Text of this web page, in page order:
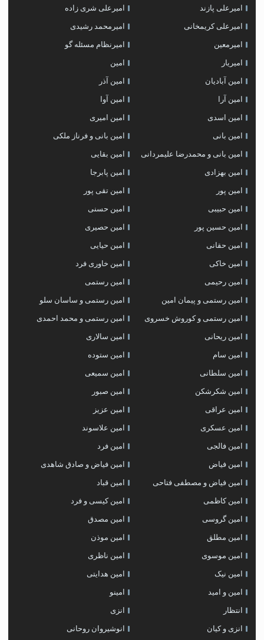
امیرعلی پازند امیرعلی شری زاده
امیرعلی کریمخانی امیرمحمد رشیدی
امیرمعین امیرنظام مسئله گو
امیریار امین
امین آبادیان امین آذر
امین آرا امین آوا
امین اسدی امین امیری
امین بانی امین بانی و فرناز ملکی
امین بانی و محمدرضا علیمردانی امین بقایی
امین بهزادی امین پابرجا
امین پور امین تقی پور
امین حبیبی امین حسنی
امین حسین پور امین حصیری
امین حقانی امین حیایی
امین خاکی امین خاوری فرد
امین رحیمی امین رستمی
امین رستمی و پیمان امین امین رستمی و ساسان سلو
امین رستمی و کوروش خسروی امین رستمی و محمد احمدی
امین ریحانی امین سالاری
امین سام امین ستوده
امین سلطانی امین سمیعی
امین شکرشکن امین صبور
امین عراقی امین عزیز
امین عسکری امین علاسوند
امین فالجی امین فرد
امین فیاض امین فیاض و صادق شاهدی
امین فیاض و مصطفی فتاحی امین قباد
امین کاظمی امین کیسی و فرد
امین گروسی امین مصدق
امین مطلق امین موذن
امین موسوی امین ناظری
امین نیک امین هدایتی
امین و امید امینو
انتظار انزی
انزی و کیان انوشیروان روحانی